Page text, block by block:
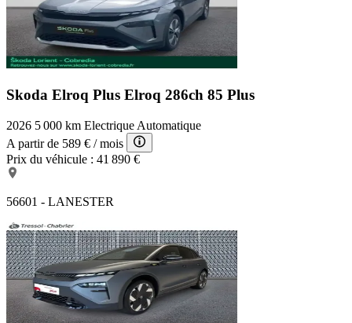
Skoda Elroq Plus Elroq 286ch 85 Plus
2026 5 000 km Electrique Automatique
A partir de 589 € / mois
Prix du véhicule : 41 890 €
56601 - LANESTER